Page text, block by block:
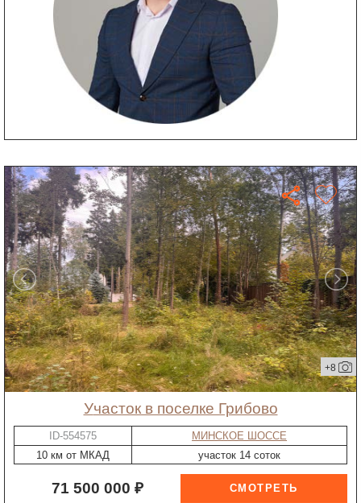
+8
участок в поселке Грибово
ID-554575
МИНСКОЕ ШОССЕ
10 км от МКАД
участок 14 соток
71 500 000 ₽